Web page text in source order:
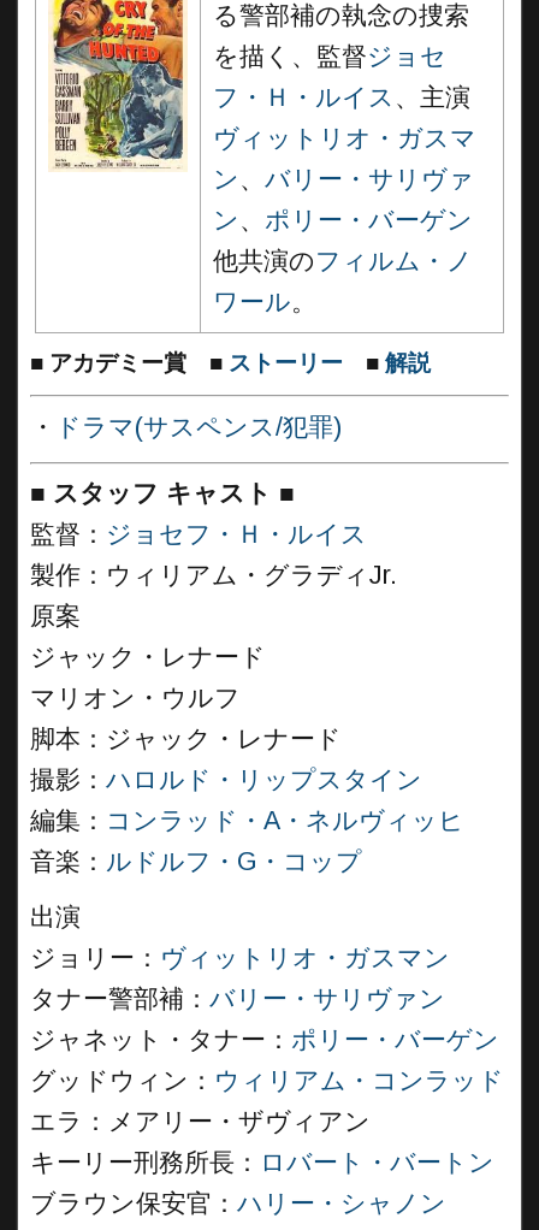
る警部補の執念の捜索
を描く、監督ジョセ
フ・Ｈ・ルイス 、主演
ヴィットリオ・ガスマ
ン 、 バリー・サリヴァ
ン 、 ポリー・バーゲン
他共演のフィルム・ノ
ワール。
■ アカデミー賞 ■ ストーリー ■ 解説
・ ドラマ(サスペンス/犯罪)
■ スタッフ キャスト ■
監督： ジョセフ・Ｈ・ルイス
製作：ウィリアム・グラディJr.
原案
ジャック・レナード
マリオン・ウルフ
脚本：ジャック・レナード
撮影： ハロルド・リップスタイン
編集： コンラッド・A・ネルヴィッヒ
音楽： ルドルフ・G・コップ
出演
ジョリー： ヴィットリオ・ガスマン
タナー警部補： バリー・サリヴァン
ジャネット・タナー： ポリー・バーゲン
グッドウィン： ウィリアム・コンラッド
エラ：メアリー・ザヴィアン
キーリー刑務所長： ロバート・バートン
ブラウン保安官： ハリー・シャノン